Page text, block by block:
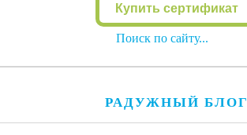
Купить сертификат
РАДУЖНЫЙ БЛОГ